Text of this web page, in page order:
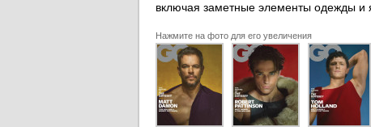
включая заметные элементы одежды и
Нажмите на фото для его увеличения